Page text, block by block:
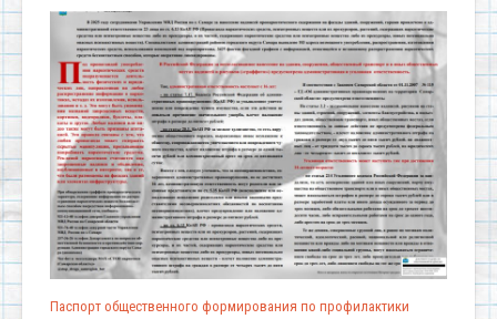
Паспорт общественного формирования по профилактики